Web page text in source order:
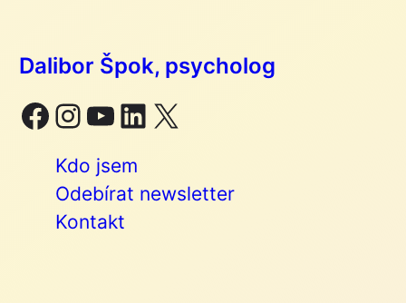
Dalibor Špok, psycholog
Facebook InstagramYouTube LinkedIn X
Kdo jsem
Odebírat newsletter
Kontakt